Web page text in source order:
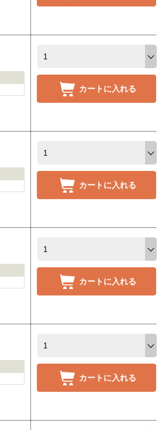
カートに入れる
カートに入れる
カートに入れる
カートに入れる